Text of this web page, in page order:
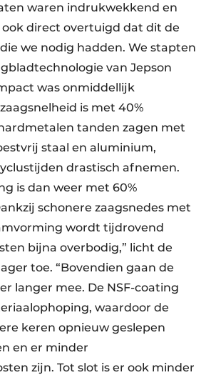
waren indrukwekkend en
direct overtuigd dat dit de
we nodig hadden. We stapten
van Jepson
was onmiddellijk
is met 40%
tanden zagen met
staal en aluminium,
drastisch afnemen.
is dan weer met 60%
schonere zaagsnedes met
wordt tijdrovend
bijna overbodig,” licht de
toe. “Bovendien gaan de
langer mee. De NSF-coating
waardoor de
keren opnieuw geslepen
en er minder
zijn. Tot slot is er ook minder